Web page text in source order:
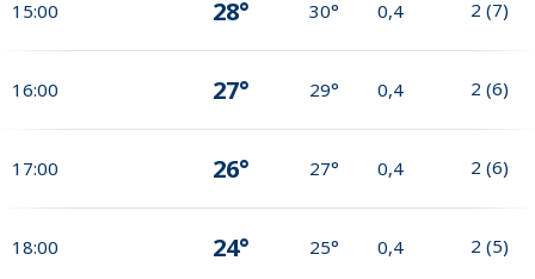
15:00 28° 30° 0,4 2 (7)
16:00 27° 29° 0,4 2 (6)
17:00 26° 27° 0,4 2 (6)
18:00 24° 25° 0,4 2 (5)